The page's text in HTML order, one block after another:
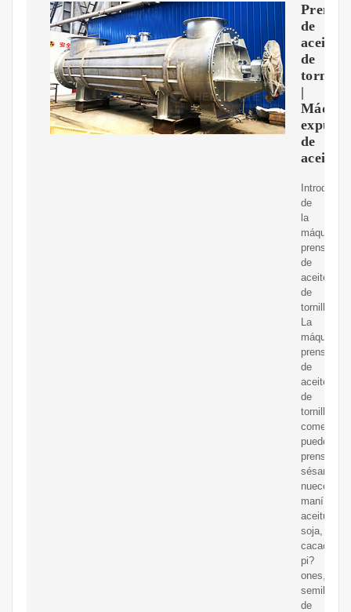
Prensa
de
aceite
de
tornillo
|
de
aceite
de
la
máquina
prensadora
de
aceite
de
tornillo.
La
máquina
prensadora
de
aceite
de
tornillo
comercial
puede
prensar
sésamo,
nueces,
maní,
aceitunas,
soja,
cacao,
pi?
ones,
semillas
de